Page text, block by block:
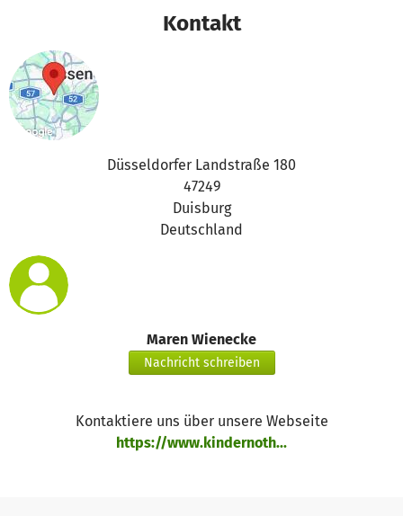
gemeinsam viel bewegen – in der Ukraine und in den
besonders belasteten Nachbarländern Moldau und
Rumänien. Seit Beginn unserer Arbeit in der Ukraine im
Jahr 2022 haben wir gemeinsam mit lokalen Partnern 23
Projekte umgesetzt und bereits 78.000 Kinder und
Familien erreicht.
Konkret haben wir:
Kinderzentren betrieben, in denen Mädchen und Jungen
Schutz, Struktur und ein Stück Normalität finden
regelmäßige Spiel- und Bildungsangebote ermöglicht –
psychologische Betreuung organisiert, um Kriegs-, Flucht-
und Gewalterfahrungen zu verarbeiten Medikamente und
medizinische Hilfe bereitgestellt beheizte Schutz- und
Gemeinschaftsräume eingerichtet
Diese Arbeit rettet Leben. Sie gibt Familien Halt in einer
traumatischen Zeit.
wir nicht nachlassen und bitten weiterhin um deine
Spende oder eine persönliche Spendenaktion, wann
Kontakt
Düsseldorfer Landstraße 180
47249
Duisburg
Deutschland
Maren Wienecke
Nachricht schreiben
Kontaktiere uns über unsere Webseite
https://www.kindernoth...